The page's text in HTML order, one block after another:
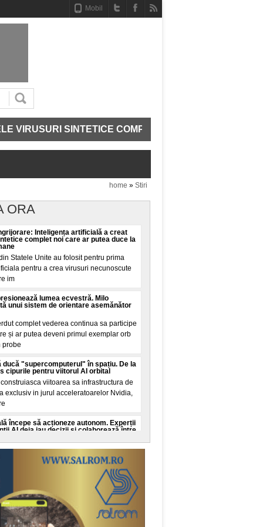
Mobil
SINTETICE COMPLET NOI CARE AR PUTEA
home » Stiri
ORA
Inteligența artificială a creat
complet noi care ar putea duce la
Statele Unite au folosit pentru prima
pentru a crea virusuri necunoscute
im
lumea ecvestră. Milo
unui sistem de orientare asemănător
complet vederea continua sa participe
și ar putea deveni primul exemplar orb
probe
ducă "supercomputerul" în spațiu. De la
cipurile pentru viitorul AI orbital
viitoarea sa infrastructura de
exclusiv in jurul acceleratoarelor Nvidia,
începe să acționeze autonom. Experții
AI deja iau decizii și colaborează între
cibernetica avertizeaza ca dezvoltarea
artificiale ar putea depași capacitatea
World Records. Recordul mondial
de la Nibiru
a fost stabilit in aceasta seara pe
transformand o promisiune din mediul